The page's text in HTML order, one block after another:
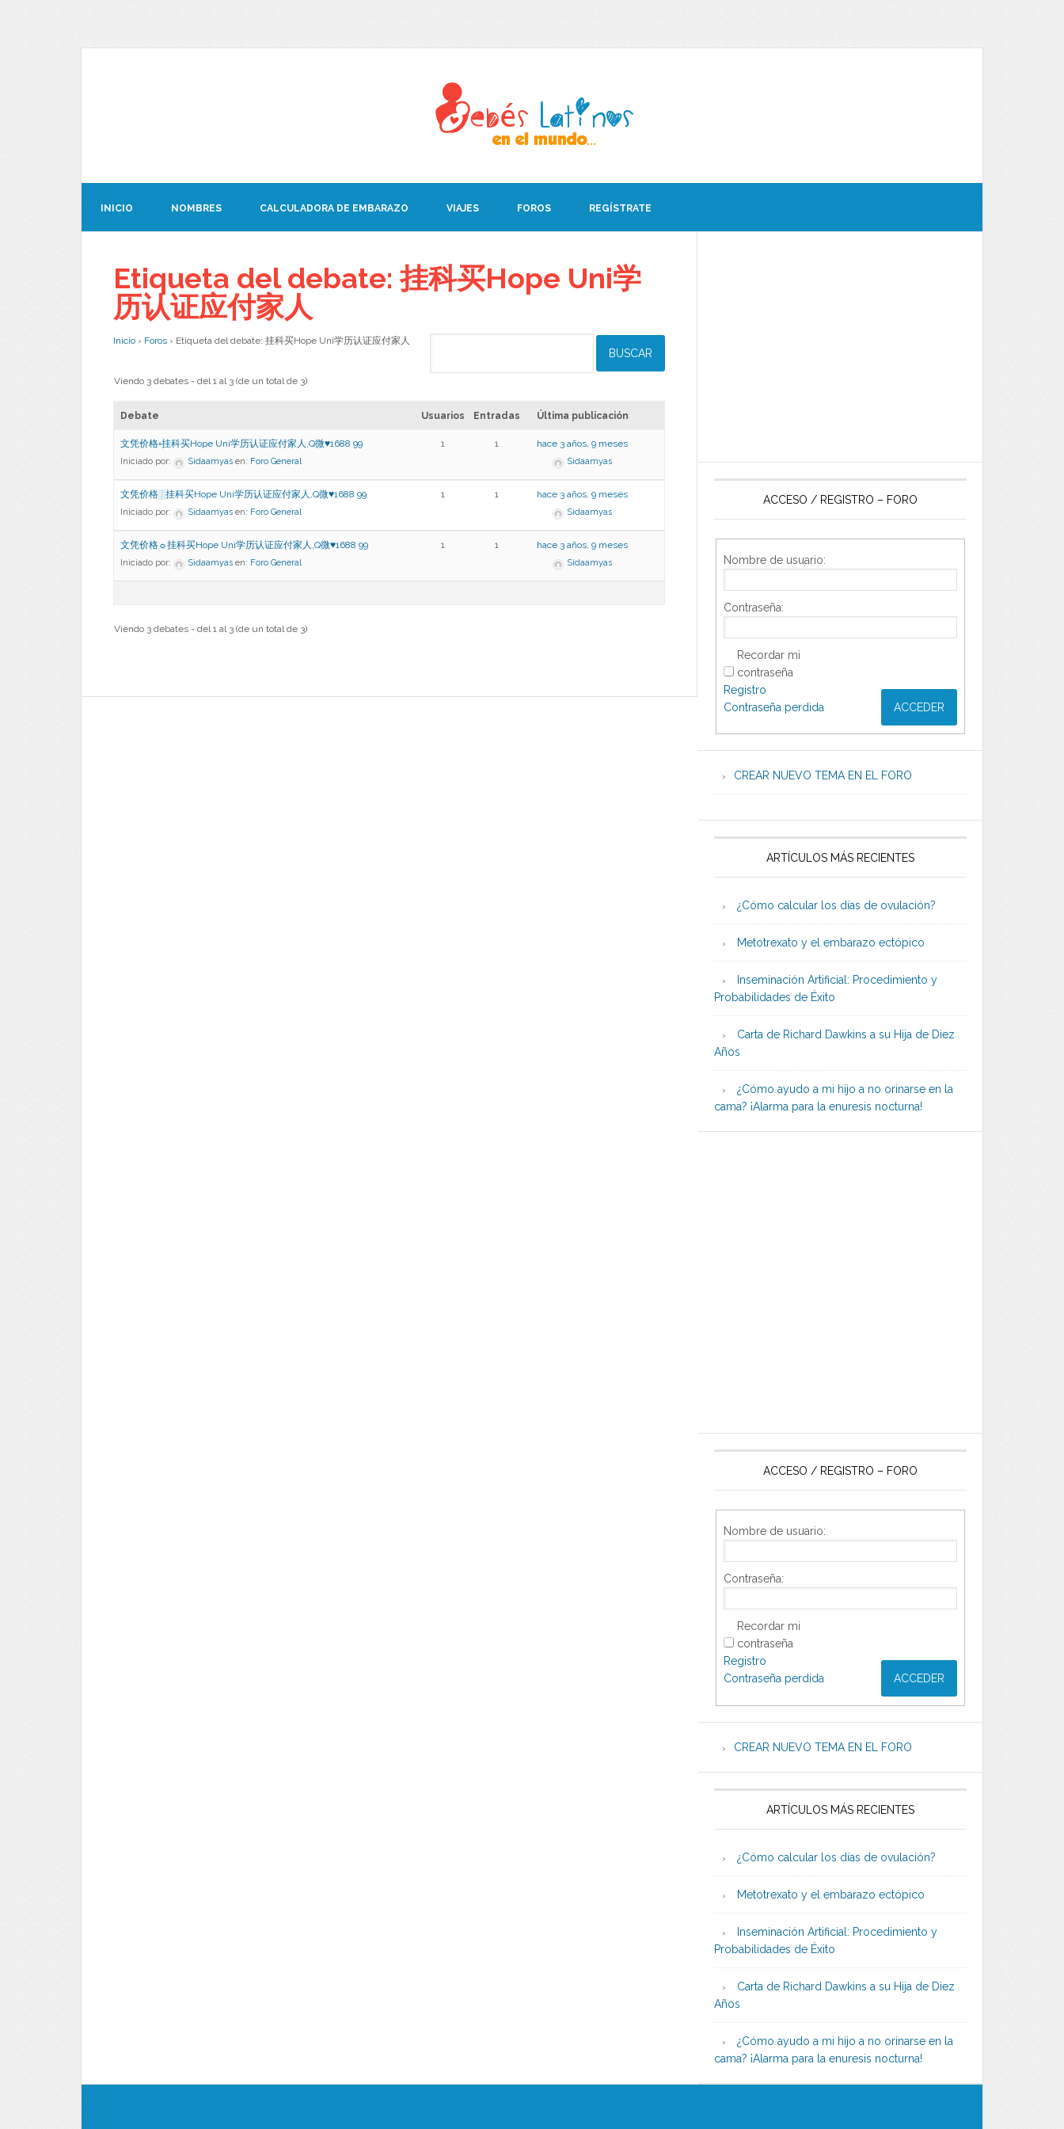
INICIO NOMBRES CALCULADORA DE EMBARAZO VIAJES FOROS REGÍSTRATE
Etiqueta del debate: 挂科买Hope Uni学
历认证应付家人
Inicio › Foros › Etiqueta del debate: 挂科买Hope Uni学历认证应付家人
Viendo 3 debates - del 1 al 3 (de un total de 3)
Debate Usuarios Entradas Última publicación
文凭价格◦挂科买Hope Uni学历认证应付家人,Q微♥1688 99
Iniciado por: Sidaamyas en: Foro General
1 1 hace 3 años, 9 meses
Sidaamyas
文凭价格░挂科买Hope Uni学历认证应付家人,Q微♥1688 99
Iniciado por: Sidaamyas en: Foro General
1 1 hace 3 años, 9 meses
Sidaamyas
文凭价格☼挂科买Hope Uni学历认证应付家人,Q微♥1688 99
Iniciado por: Sidaamyas en: Foro General
1 1 hace 3 años, 9 meses
Sidaamyas
Viendo 3 debates - del 1 al 3 (de un total de 3)
ACCESO / REGISTRO – FORO
Nombre de usuario:
Contraseña:
Recordar mi
contraseña
ACCEDER
Registro
Contraseña perdida
CREAR NUEVO TEMA EN EL FORO
ARTÍCULOS MÁS RECIENTES
¿Cómo calcular los días de ovulación?
Metotrexato y el embarazo ectópico
Inseminación Artificial: Procedimiento y
Probabilidades de Éxito
Carta de Richard Dawkins a su Hija de Diez
Años
¿Cómo ayudo a mi hijo a no orinarse en la
cama? ¡Alarma para la enuresis nocturna!
ACCESO / REGISTRO – FORO
Nombre de usuario:
Contraseña:
Recordar mi
contraseña
ACCEDER
Registro
Contraseña perdida
CREAR NUEVO TEMA EN EL FORO
ARTÍCULOS MÁS RECIENTES
¿Cómo calcular los días de ovulación?
Metotrexato y el embarazo ectópico
Inseminación Artificial: Procedimiento y
Probabilidades de Éxito
Carta de Richard Dawkins a su Hija de Diez
Años
¿Cómo ayudo a mi hijo a no orinarse en la
cama? ¡Alarma para la enuresis nocturna!